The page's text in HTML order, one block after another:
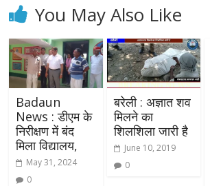
You May Also Like
Badaun
News : डीएम के
निरीक्षण में बंद
मिला विद्यालय,
May 31, 2024
0
बरेली : अज्ञात शव
मिलने का
शिलशिला जारी है
June 10, 2019
0